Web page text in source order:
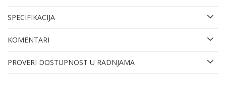
SPECIFIKACIJA
KOMENTARI
PROVERI DOSTUPNOST U RADNJAMA